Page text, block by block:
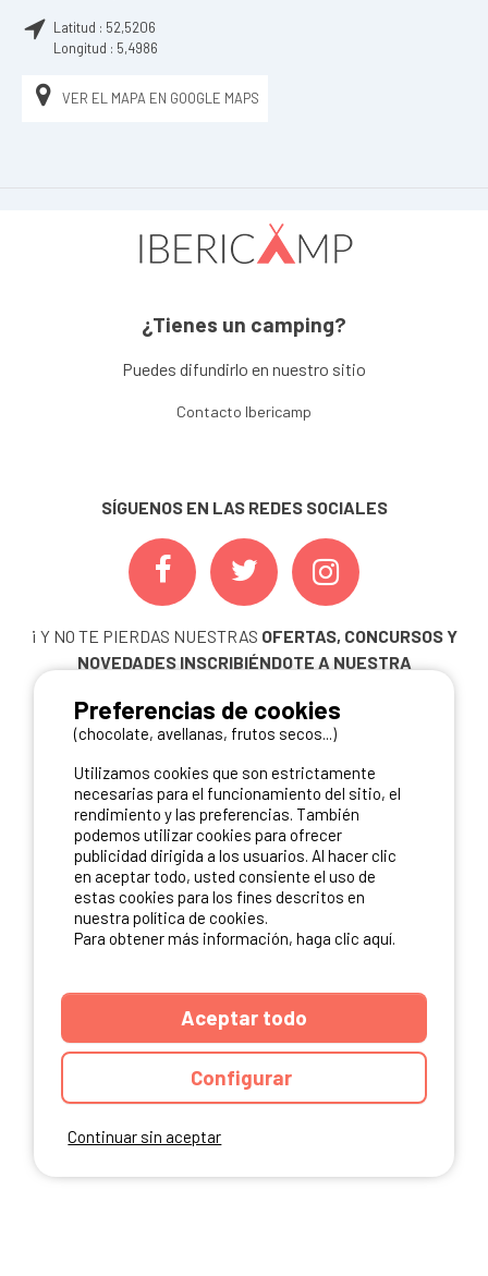
Latitud : 52,5206
Longitud : 5,4986
VER EL MAPA EN GOOGLE MAPS
¿Tienes un camping?
Puedes difundirlo en nuestro sitio
Contacto Ibericamp
SÍGUENOS EN LAS REDES SOCIALES
¡ Y NO TE PIERDAS NUESTRAS OFERTAS, CONCURSOS Y
NOVEDADES INSCRIBIÉNDOTE A NUESTRA
ME INSCRIBO
NUESTROS PARTNERS
Continuar sin aceptar
Preferencias de cookies
(chocolate, avellanas, frutos secos...)
Utilizamos cookies que son estrictamente
necesarias para el funcionamiento del sitio, el
rendimiento y las preferencias. También
podemos utilizar cookies para ofrecer
publicidad dirigida a los usuarios. Al hacer clic
en aceptar todo, usted consiente el uso de
estas cookies para los fines descritos en
nuestra política de cookies.
Para obtener más información, haga clic aquí.
Aceptar todo
Configurar